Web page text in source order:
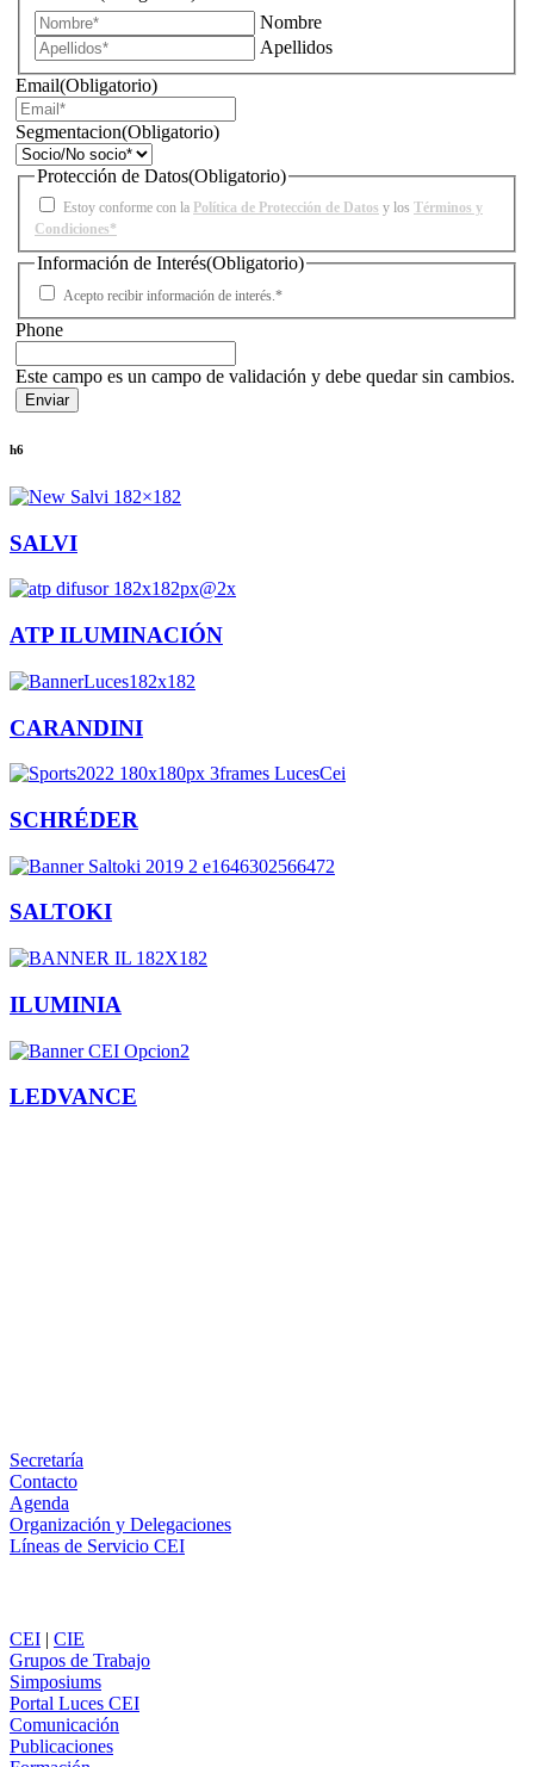
Nombre
Apellidos
Email(Obligatorio)
Segmentacion(Obligatorio)
Protección de Datos(Obligatorio)
Estoy conforme con la Política de Protección de Datos y los Términos y
Condiciones*
Información de Interés(Obligatorio)
Acepto recibir información de interés.*
Phone
Este campo es un campo de validación y debe quedar sin cambios.
h6
SALVI
ATP ILUMINACIÓN
CARANDINI
SCHRÉDER
SALTOKI
ILUMINIA
LEDVANCE
Secretaría
Contacto
Agenda
Organización y Delegaciones
Líneas de Servicio CEI
CEI | CIE
Grupos de Trabajo
Simposiums
Portal Luces CEI
Comunicación
Publicaciones